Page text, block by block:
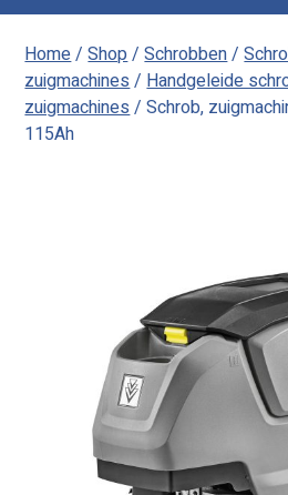
Home/Shop/Schrobben/
zuigmachines/Handgeleide
zuigmachines/ Schrob,
115Ah